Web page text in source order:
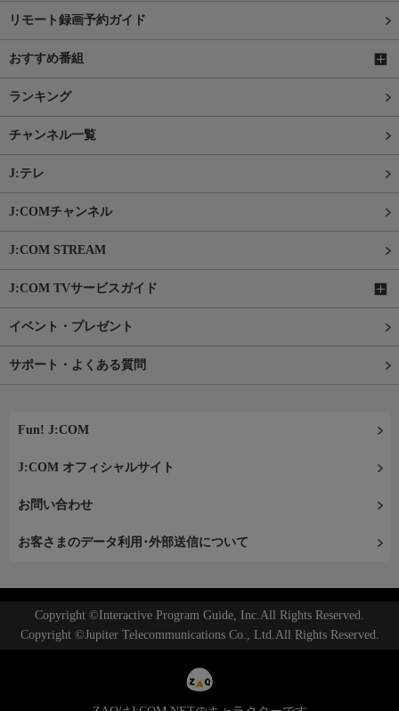
リモート録画予約ガイド
おすすめ番組
ランキング
チャンネル一覧
J:テレ
J:COMチャンネル
J:COM STREAM
J:COM TVサービスガイド
イベント・プレゼント
サポート・よくある質問
Fun! J:COM
J:COM オフィシャルサイト
お問い合わせ
お客さまのデータ利用･外部送信について
Copyright ©Interactive Program Guide, Inc.All Rights Reserved.
Copyright ©Jupiter Telecommunications Co., Ltd.All Rights Reserved.